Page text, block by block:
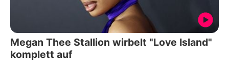
Megan Thee Stallion wirbelt "Love Island"
komplett auf